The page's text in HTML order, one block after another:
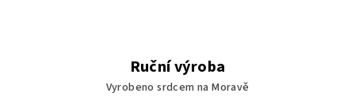
Ruční výroba
Vyrobeno srdcem na Moravě